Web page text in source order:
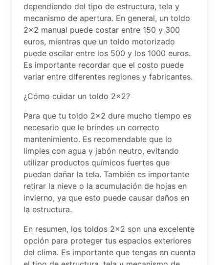
dependiendo del tipo de estructura, tela y
mecanismo de apertura. En general, un toldo
2×2 manual puede costar entre 150 y 300
euros, mientras que un toldo motorizado
puede oscilar entre los 500 y los 1000 euros.
Es importante recordar que el costo puede
variar entre diferentes regiones y fabricantes.
¿Cómo cuidar un toldo 2×2?
Para que tu toldo 2×2 dure mucho tiempo es
necesario que le brindes un correcto
mantenimiento. Es recomendable que lo
limpies con agua y jabón neutro, evitando
utilizar productos químicos fuertes que
puedan dañar la tela. También es importante
retirar la nieve o la acumulación de hojas en
invierno, ya que esto puede causar daños en
la estructura.
En resumen, los toldos 2×2 son una excelente
opción para proteger tus espacios exteriores
del clima. Es importante que tengas en cuenta